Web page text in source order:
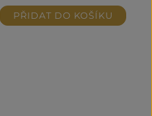
PŘIDAT DO KOŠÍKU